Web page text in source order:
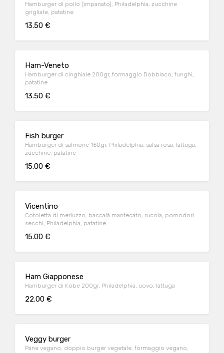
Hamburger di pollo (impanato), Philadelphia, zucchine
grigliate, patatine
13.50 €
Ham-Veneto
Hamburger di cinghiale 200gr, formaggio Dobbiaco, funghi,
patatine
13.50 €
Fish burger
Hamburger di salmone 160gr, Philadelphia, salsa rosa, lattuga,
zucchine, patatine
15.00 €
Vicentino
Cotoletta di merluzzo, baccalà mantecato, rucola, pomodori
secchi, Philadelphia, patatine
15.00 €
Ham Giapponese
Hamburger di Kobe 200gr, Philadelphia, uovo, lattuga
22.00 €
Veggy burger
Pane vegano, doppio burger vegetale, formaggio vegano,